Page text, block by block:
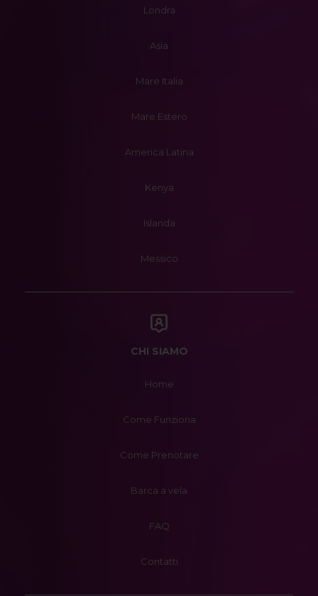
Londra
Asia
Mare Italia
Mare Estero
America Latina
Kenya
Islanda
Messico
CHI SIAMO
Home
Come Funziona
Come Prenotare
Barca a vela
FAQ
Contatti